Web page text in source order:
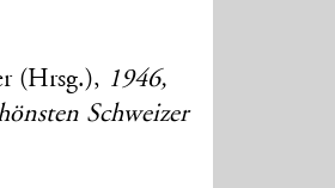
(Hrsg.), 1946,
Schweizer